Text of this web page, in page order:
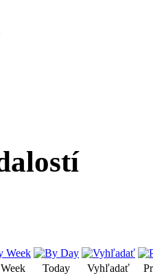
Today Vyhľadať